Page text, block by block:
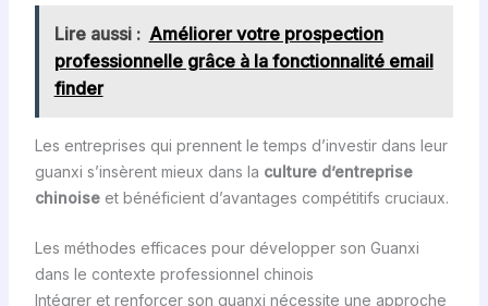
Lire aussi : Améliorer votre prospection
professionnelle grâce à la fonctionnalité email
finder
Les entreprises qui prennent le temps d’investir dans leur
guanxi s’insèrent mieux dans la culture d’entreprise
chinoiseet bénéficient d’avantages compétitifs cruciaux.
Les méthodes efficaces pour développer son Guanxi
dans le contexte professionnel chinois
Intégrer et renforcer son guanxi nécessite une approche